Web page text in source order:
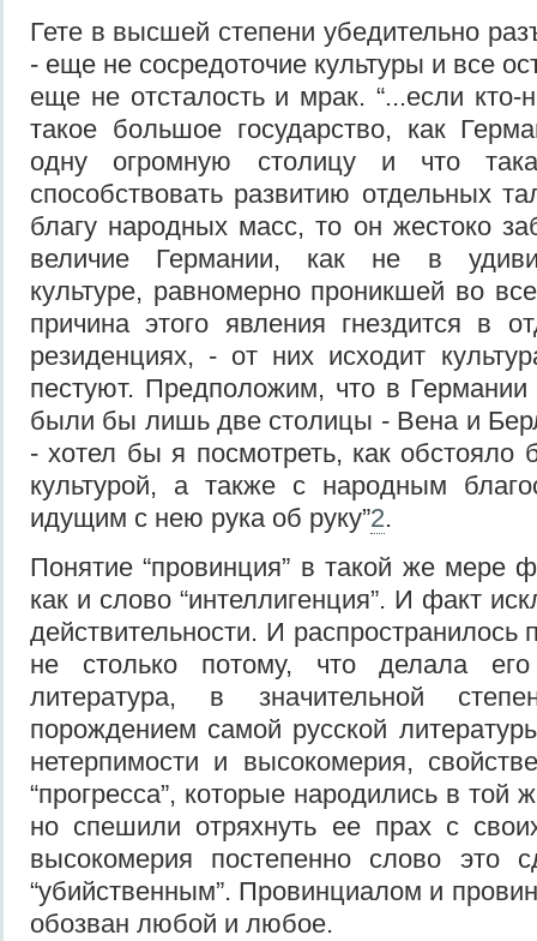
Гете в высшей степени убедительно
- еще не сосредоточие культуры и все
еще не отсталость и мрак. “...если кто-
такое большое государство, как
одну огромную столицу и что
способствовать развитию отдельных
благу народных масс, то он жестоко
величие Германии, как не в
культуре, равномерно проникшей во
причина этого явления гнездится в
резиденциях, - от них исходит
пестуют. Предположим, что в Германии
были бы лишь две столицы - Вена и
- хотел бы я посмотреть, как обстояло
культурой, а также с народным
идущим с нею рука об руку”2.
Понятие “провинция” в такой же мере
как и слово “интеллигенция”. И факт
действительности. И распространилось
не столько потому, что делала
литература, в значительной
порождением самой русской
нетерпимости и высокомерия,
“прогресса”, которые народились в той
но спешили отряхнуть ее прах с
высокомерия постепенно слово это
“убийственным”. Провинциалом и
обозван любой и любое.